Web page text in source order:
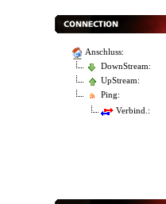
Anschluss:
DownStream:
UpStream:
Ping:
Verbind.: